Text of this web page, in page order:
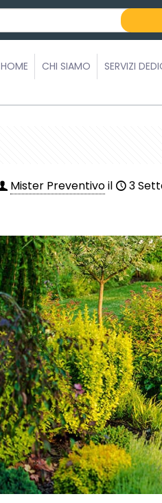
HOME CHI SIAMO SERVIZI
Mister Preventivoil 3